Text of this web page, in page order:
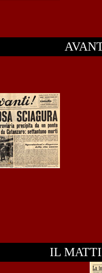
IL